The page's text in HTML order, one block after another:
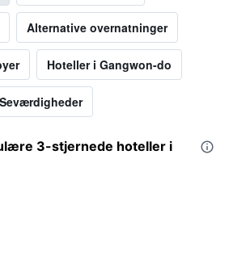
Alternative overnatninger
Hoteller i Gangwon-do
Seværdigheder
3-stjernede hoteller i